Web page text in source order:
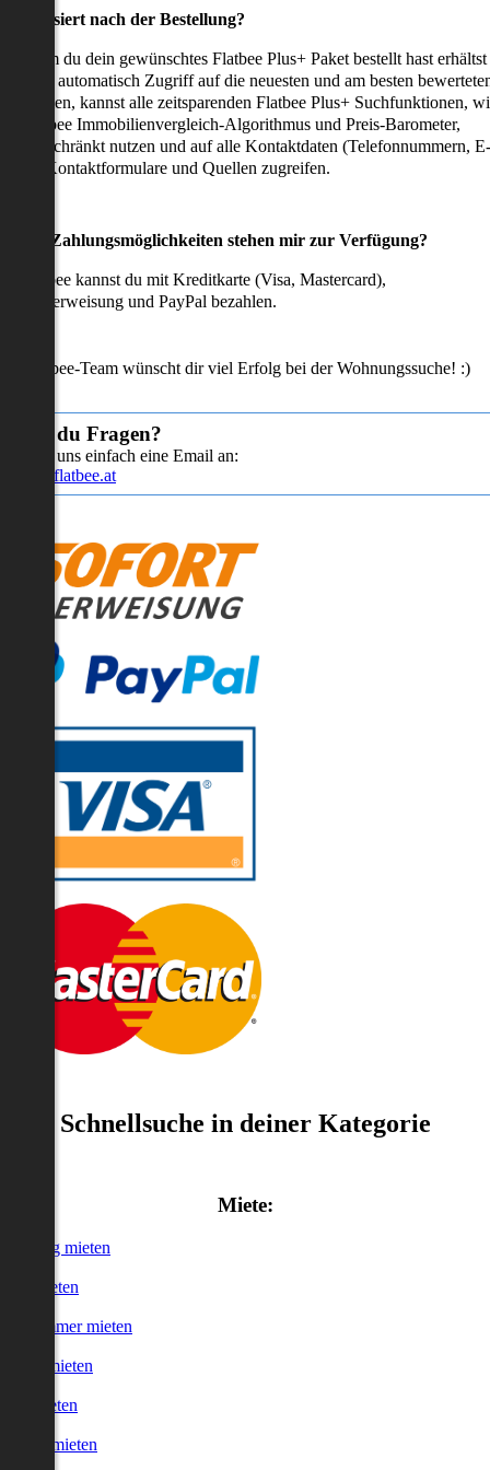
passiert nach der Bestellung?
du dein gewünschtes Flatbee Plus+ Paket bestellt hast erhältst
sofort automatisch Zugriff auf die neuesten und am besten
kannst alle zeitsparenden Flatbee Plus+ Suchfunktionen,
Flatbee Immobilienvergleich-Algorithmus und Preis-Barometer,
nutzen und auf alle Kontaktdaten (Telefonnummern, E-
Kontaktformulare und Quellen zugreifen.
Zahlungsmöglichkeiten stehen mir zur Verfügung?
Flatbee kannst du mit Kreditkarte (Visa, Mastercard),
und PayPal bezahlen.
Flatbee-Team wünscht dir viel Erfolg bei der Wohnungssuche! :)
Hast du Fragen?
Sende uns einfach eine Email an:
info@flatbee.at
Schnellsuche in deiner Kategorie
Miete:
mieten
mieten
Zimmer mieten
mieten
mieten